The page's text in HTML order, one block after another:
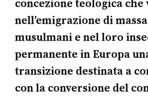
concezione teologica che
nell’emigrazione di
musulmani e nel loro
permanente in Europa
transizione destinata a
con la conversione del